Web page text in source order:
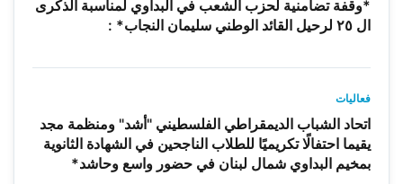
*وقفة تضامنية لحزب الشعب في البداوي لمناسبة الذكرى
ال ٢٥ لرحيل القائد الوطني سليمان النجاب* :
فعاليات
اتحاد الشباب الديمقراطي الفلسطيني "أشد" ومنظمة مجد
يقيما احتفالًا تكريميًا للطلاب الناجحين في الشهادة الثانوية
بمخيم البداوي شمال لبنان في حضور واسع وحاشد*